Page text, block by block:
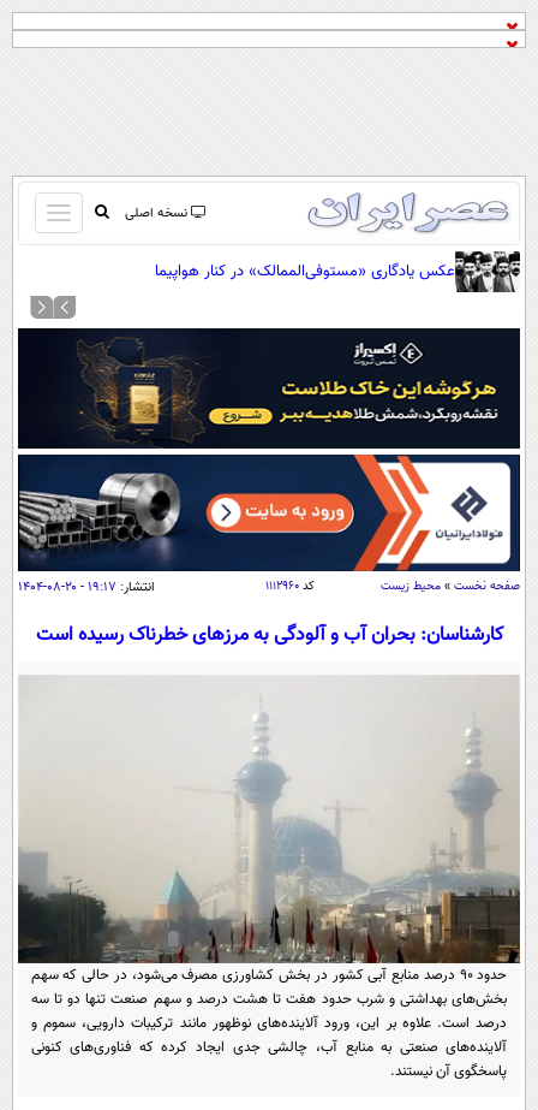
نسخه اصلی
باز
و
کردن
صفحه اول
آرشیو
نظرسنجی
آب و هوا
اوقات شرعی
سواد زندگی
اقتصاد
اقتصادی
خودرو
جامعه
حوادث
سلامت
یک برش دانایی
محیط زیست
سفر و تفریح
ورزشی
بین الملل
سیاست خارجی
فرهنگ و هنر
علم و دانش
فناوری و It
علمی
اخبار کریپتو
قرآن
گوناگون
سرگرمی
باشگاه مغز
مجله تصویری سلاح
فیلم
اقتصاد
ورزش
سیاست
عصر ایران 2
خواندنی ها و دیدنی ها
داستان کوتاه
آموزش زبان
عکس یادگاری «مستوفی‌الممالک» در کنار هواپیما
صفحه نخست » محیط زیست کد ۱۱۱۲۹۶۰ انتشار: ۱۹:۱۷ - ۲۰-۰۸-۱۴۰۴
کارشناسان: بحران آب و آلودگی به مرزهای خطرناک رسیده است
حدود ۹۰ درصد منابع آبی کشور در بخش کشاورزی مصرف می‌شود، در حالی که سهم
بخش‌های بهداشتی و شرب حدود هفت تا هشت درصد و سهم صنعت تنها دو تا سه
درصد است. علاوه بر این، ورود آلاینده‌های نوظهور مانند ترکیبات دارویی، سموم و
آلاینده‌های صنعتی به منابع آب، چالشی جدی ایجاد کرده که فناوری‌های کنونی
پاسخگوی آن نیستند.